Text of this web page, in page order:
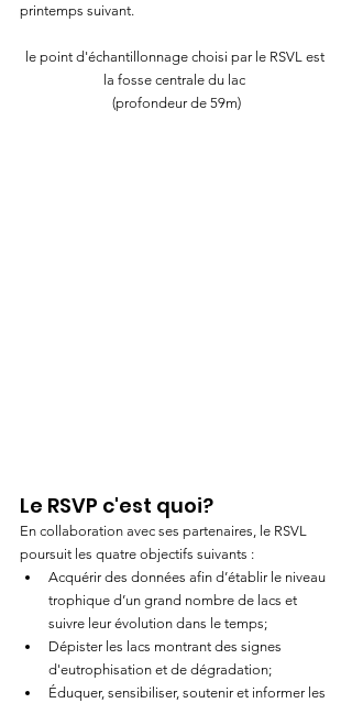
printemps suivant.
le point d'échantillonnage choisi par le RSVL est
la fosse centrale du lac
(profondeur de 59m)
Le RSVP c'est quoi?
En collaboration avec ses partenaires, le RSVL
poursuit les quatre objectifs suivants :
Acquérir des données afin d’établir le niveau
trophique d’un grand nombre de lacs et
suivre leur évolution dans le temps;
Dépister les lacs montrant des signes
d'eutrophisation et de dégradation;
Éduquer, sensibiliser, soutenir et informer les